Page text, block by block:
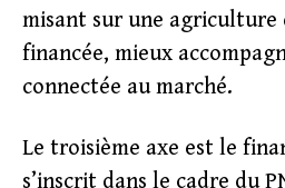
misant sur une agriculture
financée, mieux
connectée au marché.
Le troisième axe est le
s’inscrit dans le cadre du